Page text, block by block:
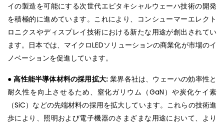
イの製造を可能にする次世代エピタキシャルウェーハ技術の開発
を積極的に進めています。これにより、コンシューマーエレクト
ロニクスやディスプレイ技術における新たな用途が創出されてい
ます。日本では、マイクロLEDソリューションの商業化が市場のイ
ノベーションを促進しています。
●高性能半導体材料の採用拡大: 業界各社は、ウェーハの効率性と
耐久性を向上させるため、窒化ガリウム（GaN）や炭化ケイ素
（SiC）などの先端材料の採用を拡大しています。これらの技術進
歩により、照明および電子機器のさまざまな用途において、より